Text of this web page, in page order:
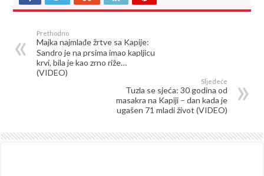
Prethodno
Majka najmlađe žrtve sa Kapije:
Sandro je na prsima imao kapljicu
krvi, bila je kao zrno riže…
(VIDEO)
Sljedeće
Tuzla se sjeća: 30 godina od
masakra na Kapiji – dan kada je
ugašen 71 mladi život (VIDEO)